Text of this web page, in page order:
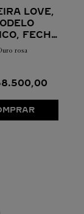
LOVE,
FECHO
UM
rosa
.500,00